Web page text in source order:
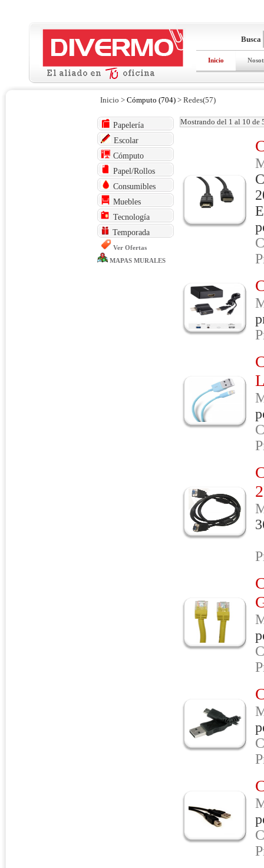
Busca
Inicio
Inicio > Cómputo (704) > Redes(57)
Papelería
Escolar
Cómputo
Papel/Rollos
Consumibles
Muebles
Tecnología
Temporada
Ver Ofertas
MAPAS MURALES
Mostrando del 1 al 10 de